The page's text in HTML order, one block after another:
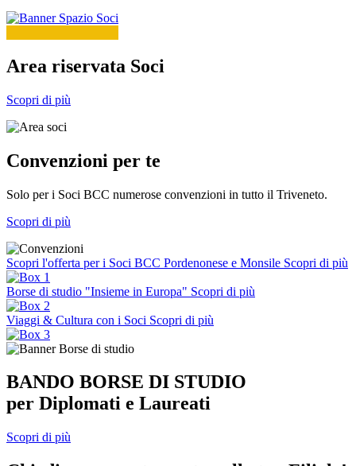
Area riservata Soci
Scopri di più
Convenzioni per te
Solo per i Soci BCC numerose convenzioni in tutto il Triveneto.
Scopri di più
Scopri l'offerta per i Soci BCC Pordenonese e Monsile Scopri di più
Borse di studio "Insieme in Europa" Scopri di più
Viaggi & Cultura con i Soci Scopri di più
BANDO BORSE DI STUDIO
per Diplomati e Laureati
Scopri di più